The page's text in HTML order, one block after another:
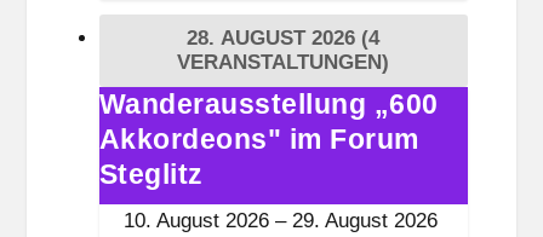
t
g
i
t
z
28. AUGUST 2026 (4
VERANSTALTUNGEN)
Wanderausstellung
„600
Akkordeons"
im
Wanderausstellung „600
Akkordeons" im Forum
Steglitz
10. August 2026 – 29. August 2026